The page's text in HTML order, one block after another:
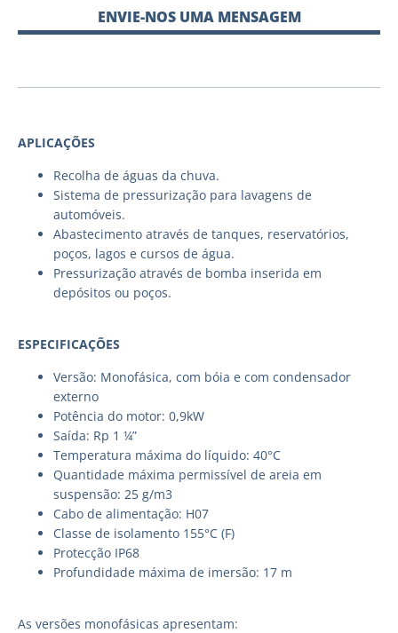
ENVIE-NOS UMA MENSAGEM
APLICAÇÕES
Recolha de águas da chuva.
Sistema de pressurização para lavagens de
automóveis.
Abastecimento através de tanques, reservatórios,
poços, lagos e cursos de água.
Pressurização através de bomba inserida em
depósitos ou poços.
ESPECIFICAÇÕES
Versão: Monofásica, com bóia e com condensador
externo
Potência do motor: 0,9kW
Saída: Rp 1 ¼”
Temperatura máxima do líquido: 40°C
Quantidade máxima permissível de areia em
suspensão: 25 g/m3
Cabo de alimentação: H07
Classe de isolamento 155°C (F)
Protecção IP68
Profundidade máxima de imersão: 17 m
As versões monofásicas apresentam: